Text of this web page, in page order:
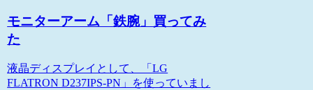
モニターアーム「鉄腕」買ってみ
た
液晶ディスプレイとして、「LG
FLATRON D237IPS-PN」を使っていまし